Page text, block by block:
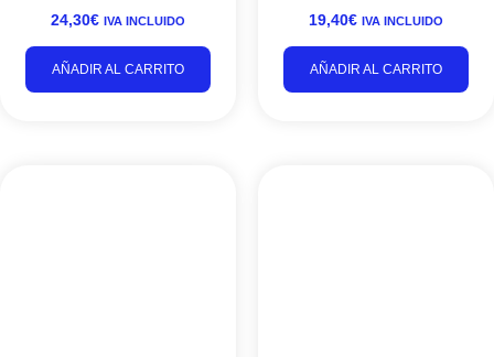
24,30€ IVA INCLUIDO
AÑADIR AL CARRITO
19,40€ IVA INCLUIDO
AÑADIR AL CARRITO